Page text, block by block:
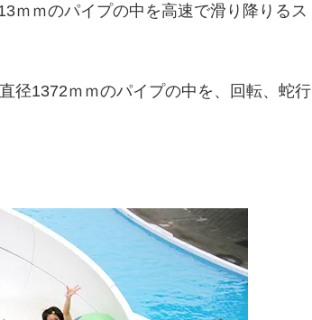
ｍｍのパイプの中を高速で滑り降りるス
径1372ｍｍのパイプの中を、回転、蛇行